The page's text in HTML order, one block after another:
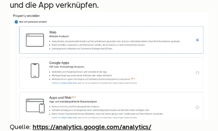
und die App verknüpfen.
Quelle: https://analytics.google.com/analytics/